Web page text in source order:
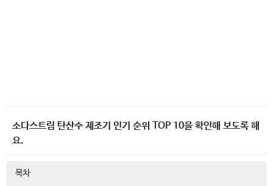
소다스트림 탄산수 제조기 인기 순위 TOP 10을 확인해 보도록 해
요.
목차